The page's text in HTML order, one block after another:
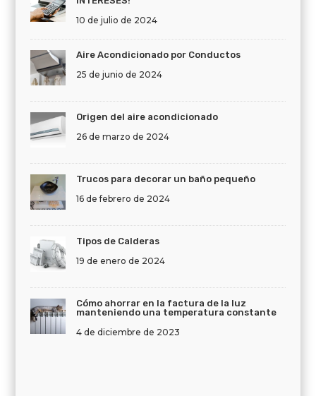
10 de julio de 2024
Aire Acondicionado por Conductos
25 de junio de 2024
Origen del aire acondicionado
26 de marzo de 2024
Trucos para decorar un baño pequeño
16 de febrero de 2024
Tipos de Calderas
19 de enero de 2024
Cómo ahorrar en la factura de la luz
manteniendo una temperatura constante
4 de diciembre de 2023